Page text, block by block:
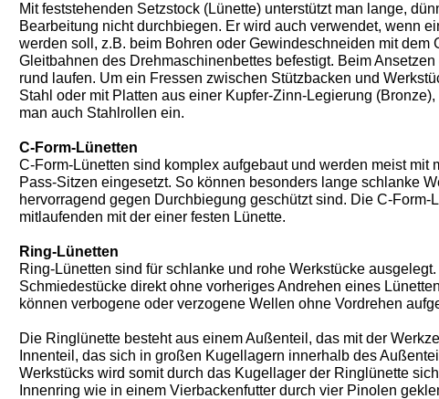
Mit feststehenden Setzstock (Lünette) unterstützt man lange,
Bearbeitung nicht durchbiegen. Er wird auch verwendet, wenn
werden soll, z.B. beim Bohren oder Gewindeschneiden mit dem
Gleitbahnen des Drehmaschinenbettes befestigt. Beim
rund laufen. Um ein Fressen zwischen Stützbacken und
Stahl oder mit Platten aus einer Kupfer-Zinn-Legierung
man auch Stahlrollen ein.
C-Form-Lünetten
C-Form-Lünetten sind komplex aufgebaut und werden meist mit
Pass-Sitzen eingesetzt. So können besonders lange schlanke
hervorragend gegen Durchbiegung geschützt sind. Die C-
mitlaufenden mit der einer festen Lünette.
Ring-Lünetten
Ring-Lünetten sind für schlanke und rohe Werkstücke
Schmiede­stücke direkt ohne vorheriges Andrehen eines
können verbogene oder verzogene Wellen ohne Vordrehen
Die Ringlünette besteht aus einem Außenteil, das mit der
Innenteil, das sich in großen Kugellagern innerhalb des
Werkstücks wird somit durch das Kugellager der Ringlünette
Innenring wie in einem Vierbackenfutter durch vier Pinolen